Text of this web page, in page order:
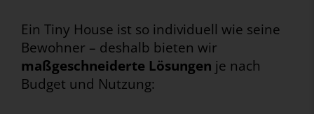
Ein Tiny House ist so individuell wie seine
Bewohner – deshalb bieten wir
maßgeschneiderte Lösungen je nach
Budget und Nutzung: